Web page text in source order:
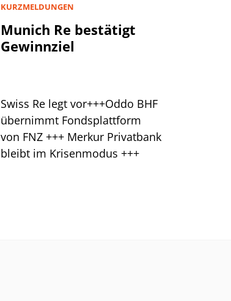
KURZMELDUNGEN
Munich Re bestätigt
Gewinnziel
Swiss Re legt vor+++Oddo BHF
übernimmt Fondsplattform
von FNZ +++ Merkur Privatbank
bleibt im Krisenmodus +++